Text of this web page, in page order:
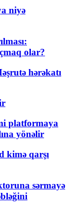
niyə
olar?
hərəkatı
platformaya
yönəlir
kimə qarşı
sərmayə